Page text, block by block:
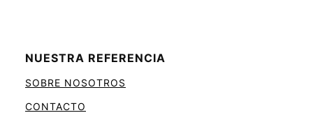
NUESTRA REFERENCIA
SOBRE NOSOTROS
CONTACTO